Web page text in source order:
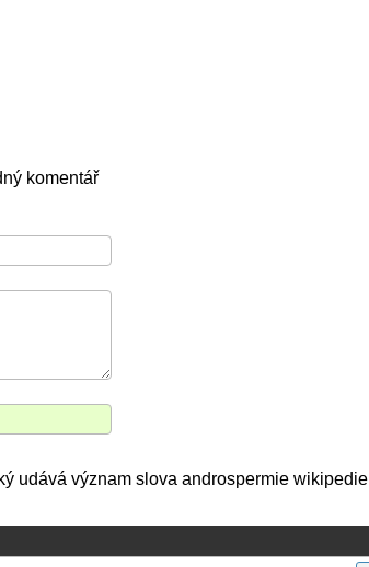
komentář
udává význam slova androspermie wikipedie